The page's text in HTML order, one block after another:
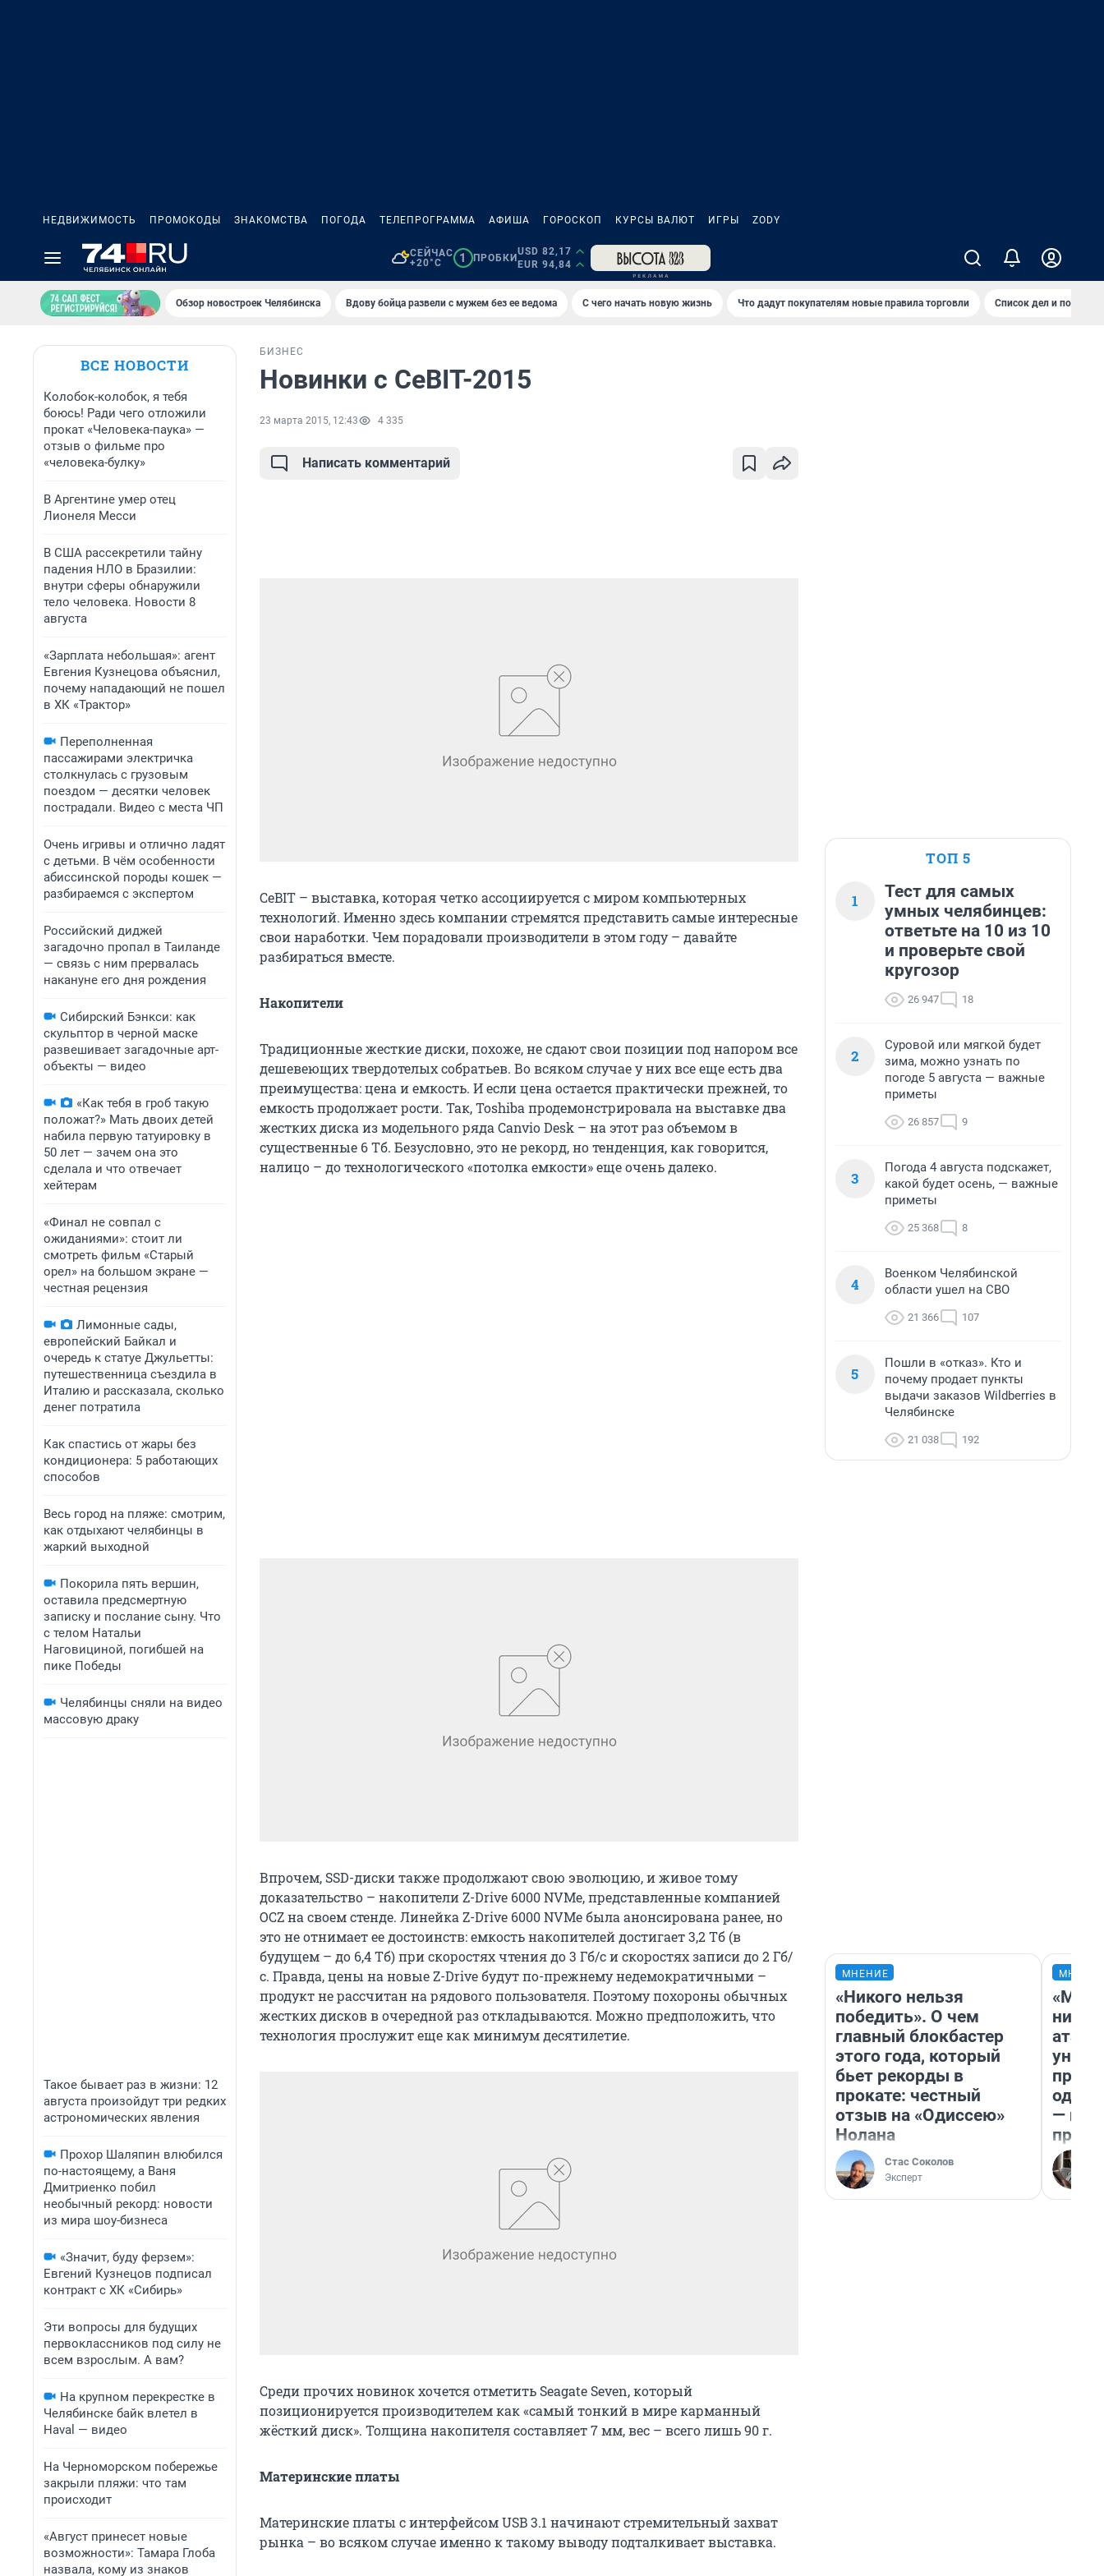
НЕДВИЖИМОСТЬ ПРОМОКОДЫ ЗНАКОМСТВА ПОГОДА ТЕЛЕПРОГРАММА АФИША ГОРОСКОП КУРСЫ ВАЛЮТ ИГРЫ ZODY
СЕЙЧАС
+20°C
1 ПРОБКИ
USD 82,17
EUR 94,84
Обзор новостроек Челябинска Вдову бойца развели с мужем без ее ведома С чего начать новую жизнь Что дадут покупателям новые правила торговли Список дел и покупок
ВСЕ НОВОСТИ
Колобок-колобок, я тебя
боюсь! Ради чего отложили
прокат «Человека-паука» —
отзыв о фильме про
«человека-булку»
В Аргентине умер отец
Лионеля Месси
В США рассекретили тайну
падения НЛО в Бразилии:
внутри сферы обнаружили
тело человека. Новости 8
августа
«Зарплата небольшая»: агент
Евгения Кузнецова объяснил,
почему нападающий не пошел
в ХК «Трактор»
Переполненная
пассажирами электричка
столкнулась с грузовым
поездом — десятки человек
пострадали. Видео с места ЧП
Очень игривы и отлично ладят
с детьми. В чём особенности
абиссинской породы кошек —
разбираемся с экспертом
Российский диджей
загадочно пропал в Таиланде
— связь с ним прервалась
накануне его дня рождения
Сибирский Бэнкси: как
скульптор в черной маске
развешивает загадочные арт-
объекты — видео
«Как тебя в гроб такую
положат?» Мать двоих детей
набила первую татуировку в
50 лет — зачем она это
сделала и что отвечает
хейтерам
«Финал не совпал с
ожиданиями»: стоит ли
смотреть фильм «Старый
орел» на большом экране —
честная рецензия
Лимонные сады,
европейский Байкал и
очередь к статуе Джульетты:
путешественница съездила в
Италию и рассказала, сколько
денег потратила
Как спастись от жары без
кондиционера: 5 работающих
способов
Весь город на пляже: смотрим,
как отдыхают челябинцы в
жаркий выходной
Покорила пять вершин,
оставила предсмертную
записку и послание сыну. Что
с телом Натальи
Наговициной, погибшей на
пике Победы
Челябинцы сняли на видео
массовую драку
Такое бывает раз в жизни: 12
августа произойдут три редких
астрономических явления
Прохор Шаляпин влюбился
по-настоящему, а Ваня
Дмитриенко побил
необычный рекорд: новости
из мира шоу-бизнеса
«Значит, буду ферзем»:
Евгений Кузнецов подписал
контракт с ХК «Сибирь»
Эти вопросы для будущих
первоклассников под силу не
всем взрослым. А вам?
На крупном перекрестке в
Челябинске байк влетел в
Haval — видео
На Черноморском побережье
закрыли пляжи: что там
происходит
«Август принесет новые
возможности»: Тамара Глоба
назвала, кому из знаков
БИЗНЕС
Новинки с CeBIT-2015
23 марта 2015, 12:43 4 335
Написать комментарий
CeBIT – выставка, которая четко ассоциируется с миром компьютерных
технологий. Именно здесь компании стремятся представить самые интересные
свои наработки. Чем порадовали производители в этом году – давайте
разбираться вместе.
Накопители
Традиционные жесткие диски, похоже, не сдают свои позиции под напором все
дешевеющих твердотелых собратьев. Во всяком случае у них все еще есть два
преимущества: цена и емкость. И если цена остается практически прежней, то
емкость продолжает рости. Так, Toshiba продемонстрировала на выставке два
жестких диска из модельного ряда Canvio Desk – на этот раз объемом в
существенные 6 Тб. Безусловно, это не рекорд, но тенденция, как говорится,
налицо – до технологического «потолка емкости» еще очень далеко.
Впрочем, SSD-диски также продолжают свою эволюцию, и живое тому
доказательство – накопители Z-Drive 6000 NVMe, представленные компанией
OCZ на своем стенде. Линейка Z-Drive 6000 NVMe была анонсирована ранее, но
это не отнимает ее достоинств: емкость накопителей достигает 3,2 Тб (в
будущем – до 6,4 Тб) при скоростях чтения до 3 Гб/с и скоростях записи до 2 Гб/
с. Правда, цены на новые Z-Drive будут по-прежнему недемократичными –
продукт не рассчитан на рядового пользователя. Поэтому похороны обычных
жестких дисков в очередной раз откладываются. Можно предположить, что
технология прослужит еще как минимум десятилетие.
Среди прочих новинок хочется отметить Seagate Seven, который
позиционируется производителем как «самый тонкий в мире карманный
жёсткий диск». Толщина накопителя составляет 7 мм, вес – всего лишь 90 г.
Материнские платы
Материнские платы с интерфейсом USB 3.1 начинают стремительный захват
рынка – во всяком случае именно к такому выводу подталкивает выставка.
ТОП 5
1
Тест для самых
умных челябинцев:
ответьте на 10 из 10
и проверьте свой
кругозор
26 947 18
2
Суровой или мягкой будет
зима, можно узнать по
погоде 5 августа — важные
приметы
26 857 9
3
Погода 4 августа подскажет,
какой будет осень, — важные
приметы
25 368 8
4
Военком Челябинской
области ушел на СВО
21 366 107
5
Пошли в «отказ». Кто и
почему продает пункты
выдачи заказов Wildberries в
Челябинске
21 038 192
МНЕНИЕ
«Никого нельзя
победить». О чем
главный блокбастер
этого года, который
бьет рекорды в
прокате: честный
отзыв на «Одиссею»
Нолана
Стас Соколов
Эксперт
атаки
—